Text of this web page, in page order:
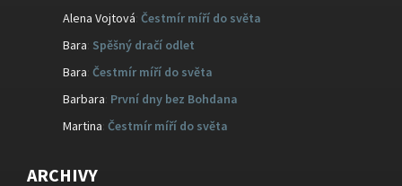
Alena Vojtová Čestmír míří do světa
Bara Spěšný dračí odlet
Bara Čestmír míří do světa
Barbara: První dny bez Bohdana
Martina: Čestmír míří do světa
ARCHIVY